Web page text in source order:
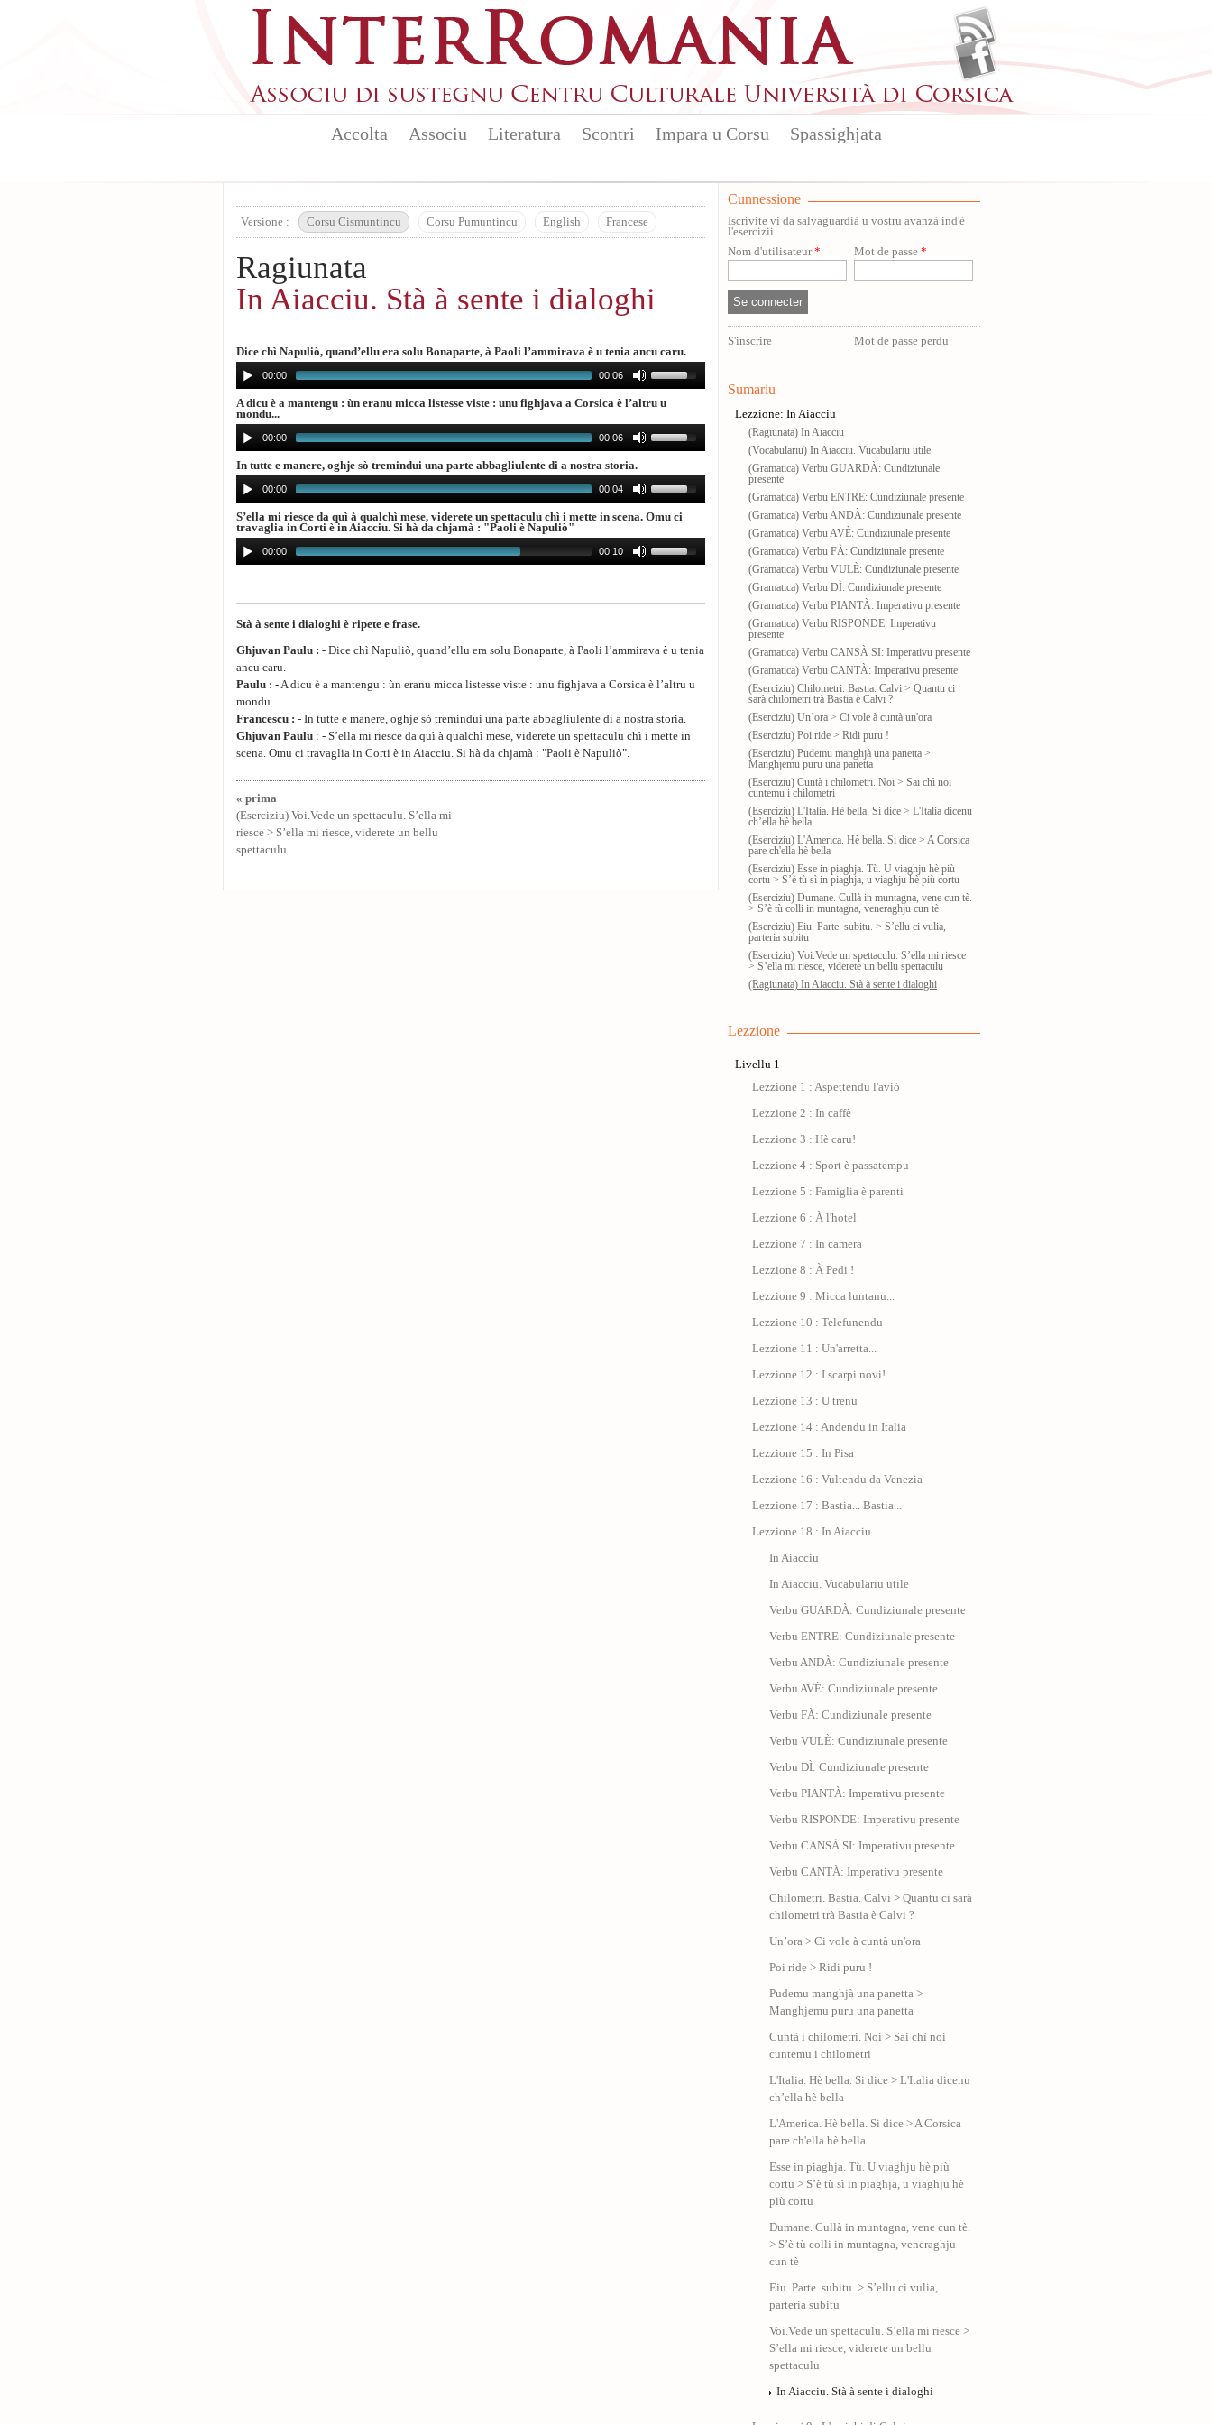
Accolta Associu Literatura Scontri Impara u Corsu Spassighjata
Versione : Corsu Cismuntincu Corsu Pumuntincu English Francese
Ragiunata
In Aiacciu. Stà à sente i dialoghi
Dice chì Napuliò, quand’ellu era solu Bonaparte, à Paoli l’ammirava è u tenia ancu caru.
00:00 00:06
A dicu è a mantengu : ùn eranu micca listesse viste : unu fighjava a Corsica è l’altru u
mondu...
00:00 00:06
In tutte e manere, oghje sò tremindui una parte abbagliulente di a nostra storia.
00:00 00:04
S’ella mi riesce da quì à qualchì mese, viderete un spettaculu chì i mette in scena. Omu ci
travaglia in Corti è in Aiacciu. Si hà da chjamà : "Paoli è Napuliò"
00:00 00:10
Stà à sente i dialoghi è ripete e frase.
Ghjuvan Paulu : - Dice chì Napuliò, quand’ellu era solu Bonaparte, à Paoli l’ammirava è u tenia
ancu caru.
Paulu : - A dicu è a mantengu : ùn eranu micca listesse viste : unu fighjava a Corsica è l’altru u
mondu...
Francescu : - In tutte e manere, oghje sò tremindui una parte abbagliulente di a nostra storia.
Ghjuvan Paulu : - S’ella mi riesce da quì à qualchì mese, viderete un spettaculu chì i mette in
scena. Omu ci travaglia in Corti è in Aiacciu. Si hà da chjamà : "Paoli è Napuliò".
« prima
(Eserciziu) Voi.Vede un spettaculu. S’ella mi
riesce > S’ella mi riesce, viderete un bellu
spettaculu
Cunnessione
Iscrivite vi da salvaguardià u vostru avanzà ind'è
l'esercizii.
Nom d'utilisateur* Mot de passe *
S'inscrire Mot de passe perdu
Sumariu
Lezzione: In Aiacciu
(Ragiunata) In Aiacciu
(Vocabulariu) In Aiacciu. Vucabulariu utile
(Gramatica) Verbu GUARDÀ: Cundiziunale
presente
(Gramatica) Verbu ENTRE: Cundiziunale presente
(Gramatica) Verbu ANDÀ: Cundiziunale presente
(Gramatica) Verbu AVÈ: Cundiziunale presente
(Gramatica) Verbu FÀ: Cundiziunale presente
(Gramatica) Verbu VULÈ: Cundiziunale presente
(Gramatica) Verbu DÌ: Cundiziunale presente
(Gramatica) Verbu PIANTÀ: Imperativu presente
(Gramatica) Verbu RISPONDE: Imperativu
presente
(Gramatica) Verbu CANSÀ SI: Imperativu presente
(Gramatica) Verbu CANTÀ: Imperativu presente
(Eserciziu) Chilometri. Bastia. Calvi > Quantu ci
sarà chilometri trà Bastia è Calvi ?
(Eserciziu) Un’ora > Ci vole à cuntà un'ora
(Eserciziu) Poi ride > Ridi puru !
(Eserciziu) Pudemu manghjà una panetta >
Manghjemu puru una panetta
(Eserciziu) Cuntà i chilometri. Noi > Sai chì noi
cuntemu i chilometri
(Eserciziu) L'Italia. Hè bella. Si dice > L'Italia dicenu
ch’ella hè bella
(Eserciziu) L'America. Hè bella. Si dice > A Corsica
pare ch'ella hè bella
(Eserciziu) Esse in piaghja. Tù. U viaghju hè più
cortu > S’è tù sì in piaghja, u viaghju hè più cortu
(Eserciziu) Dumane. Cullà in muntagna, vene cun tè.
> S’è tù colli in muntagna, veneraghju cun tè
(Eserciziu) Eiu. Parte. subitu. > S’ellu ci vulia,
parteria subitu
(Eserciziu) Voi.Vede un spettaculu. S’ella mi riesce
> S’ella mi riesce, viderete un bellu spettaculu
(Ragiunata) In Aiacciu. Stà à sente i dialoghi
Lezzione
Livellu 1
Lezzione 1 : Aspettendu l'aviò
Lezzione 2 : In caffè
Lezzione 3 : Hè caru!
Lezzione 4 : Sport è passatempu
Lezzione 5 : Famiglia è parenti
Lezzione 6 : À l'hotel
Lezzione 7 : In camera
Lezzione 8 : À Pedi !
Lezzione 9 : Micca luntanu...
Lezzione 10 : Telefunendu
Lezzione 11 : Un'arretta...
Lezzione 12 : I scarpi novi!
Lezzione 13 : U trenu
Lezzione 14 : Andendu in Italia
Lezzione 15 : In Pisa
Lezzione 16 : Vultendu da Venezia
Lezzione 17 : Bastia... Bastia...
Lezzione 18 : In Aiacciu
In Aiacciu
In Aiacciu. Vucabulariu utile
Verbu GUARDÀ: Cundiziunale presente
Verbu ENTRE: Cundiziunale presente
Verbu ANDÀ: Cundiziunale presente
Verbu AVÈ: Cundiziunale presente
Verbu FÀ: Cundiziunale presente
Verbu VULÈ: Cundiziunale presente
Verbu DÌ: Cundiziunale presente
Verbu PIANTÀ: Imperativu presente
Verbu RISPONDE: Imperativu presente
Verbu CANSÀ SI: Imperativu presente
Verbu CANTÀ: Imperativu presente
Chilometri. Bastia. Calvi > Quantu ci sarà
chilometri trà Bastia è Calvi ?
Un’ora > Ci vole à cuntà un'ora
Poi ride > Ridi puru !
Pudemu manghjà una panetta >
Manghjemu puru una panetta
Cuntà i chilometri. Noi > Sai chì noi
cuntemu i chilometri
L'Italia. Hè bella. Si dice > L'Italia dicenu
ch’ella hè bella
L'America. Hè bella. Si dice > A Corsica
pare ch'ella hè bella
Esse in piaghja. Tù. U viaghju hè più
cortu > S’è tù sì in piaghja, u viaghju hè
più cortu
Dumane. Cullà in muntagna, vene cun tè.
> S’è tù colli in muntagna, veneraghju
cun tè
Eiu. Parte. subitu. > S’ellu ci vulia,
parteria subitu
Voi.Vede un spettaculu. S’ella mi riesce >
S’ella mi riesce, viderete un bellu
spettaculu
In Aiacciu. Stà à sente i dialoghi